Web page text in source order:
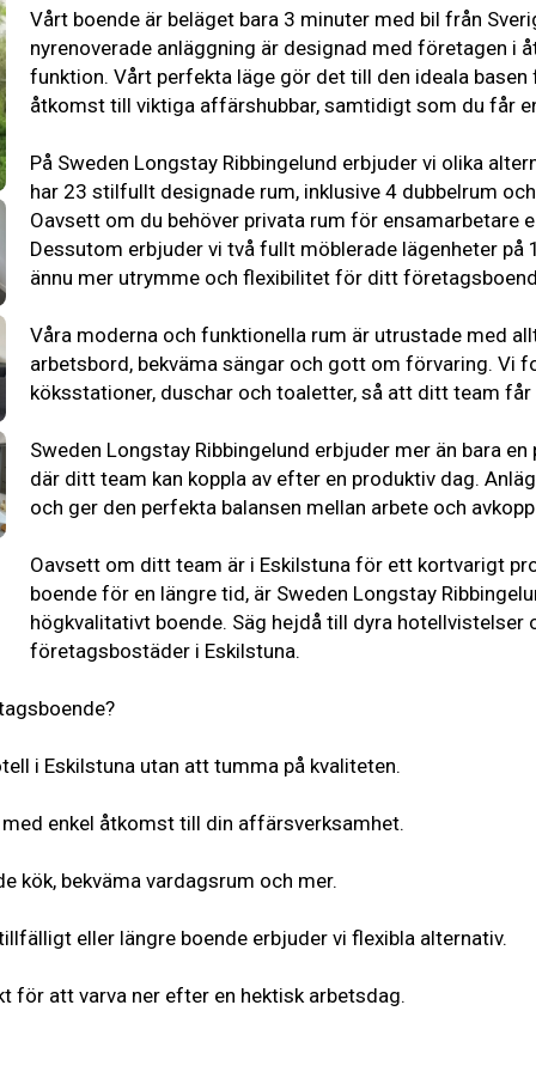
Vårt boende är beläget bara 3 minuter med bil från
nyrenoverade anläggning är designad med företagen i
funktion. Vårt perfekta läge gör det till den ideala
åtkomst till viktiga affärshubbar, samtidigt som du får
På Sweden Longstay Ribbingelund erbjuder vi olika
har 23 stilfullt designade rum, inklusive 4 dubbelrum
Oavsett om du behöver privata rum för ensamarbetare
Dessutom erbjuder vi två fullt möblerade lägenheter på
ännu mer utrymme och flexibilitet för ditt
Våra moderna och funktionella rum är utrustade med
arbetsbord, bekväma sängar och gott om förvaring. Vi
köksstationer, duschar och toaletter, så att ditt team
Sweden Longstay Ribbingelund erbjuder mer än bara
där ditt team kan koppla av efter en produktiv dag.
och ger den perfekta balansen mellan arbete och
Oavsett om ditt team är i Eskilstuna för ett kortvarigt
boende för en längre tid, är Sweden Longstay
högkvalitativt boende. Säg hejdå till dyra
företagsbostäder i Eskilstuna.
i Eskilstuna utan att tumma på kvaliteten.
enkel åtkomst till din affärsverksamhet.
kök, bekväma vardagsrum och mer.
eller längre boende erbjuder vi flexibla alternativ.
för att varva ner efter en hektisk arbetsdag.